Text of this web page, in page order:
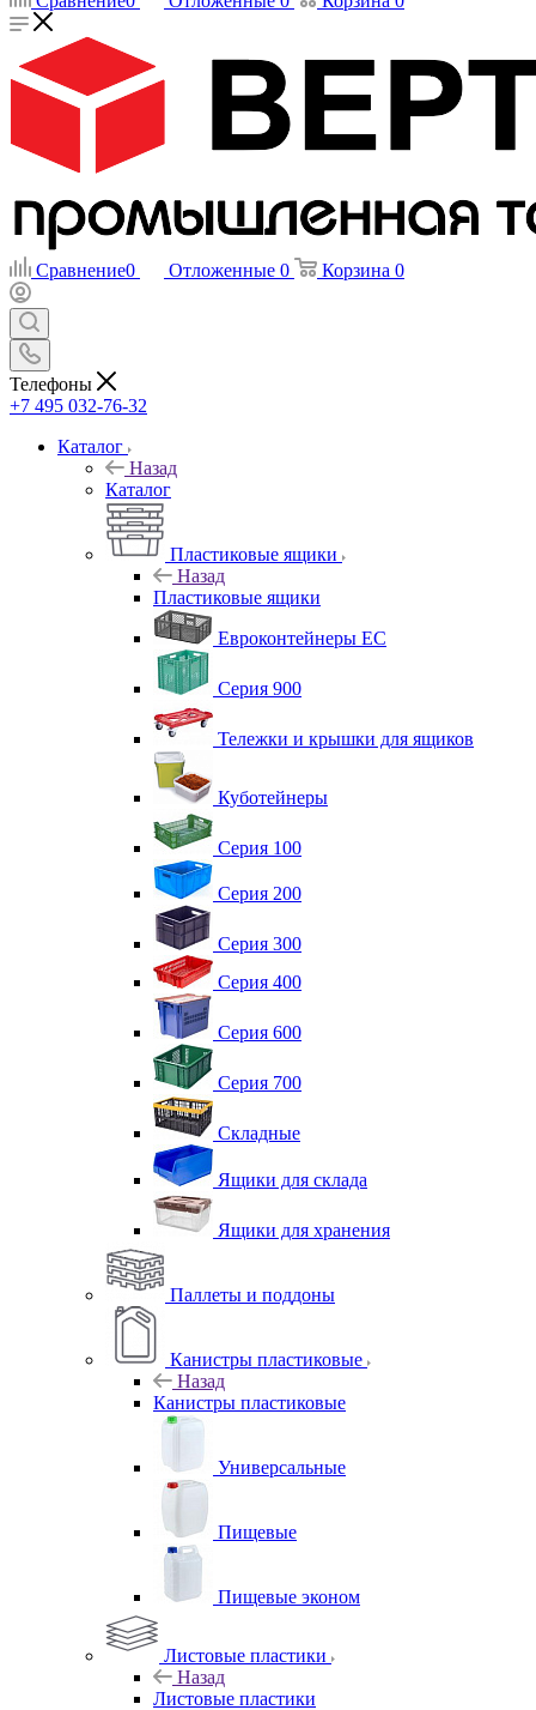
Сравнение0 Отложенные 0 Корзина 0
Телефоны
+7 495 032-76-32
Каталог
Назад
Каталог
Пластиковые ящики
Назад
Пластиковые ящики
Евроконтейнеры ЕС
Серия 900
Тележки и крышки для ящиков
Куботейнеры
Серия 100
Серия 200
Серия 300
Серия 400
Серия 600
Серия 700
Складные
Ящики для склада
Ящики для хранения
Паллеты и поддоны
Канистры пластиковые
Назад
Канистры пластиковые
Универсальные
Пищевые
Пищевые эконом
Листовые пластики
Назад
Листовые пластики